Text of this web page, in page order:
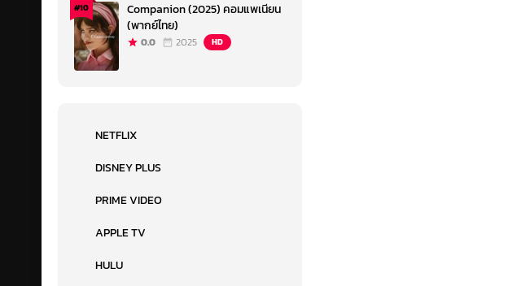
#10
Companion (2025) คอมแพเนียน
(พากย์ไทย)
0.0 2025 HD
NETFLIX
DISNEY PLUS
PRIME VIDEO
APPLE TV
HULU